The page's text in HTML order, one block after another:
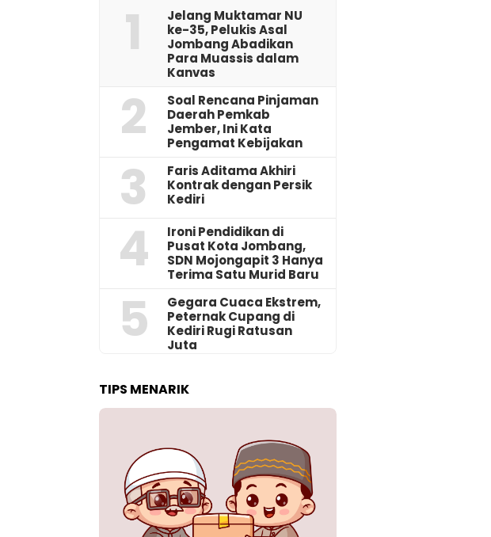
1
Jelang Muktamar NU
ke-35, Pelukis Asal
Jombang Abadikan
Para Muassis dalam
Kanvas
2
‎Soal Rencana Pinjaman
Daerah Pemkab
Jember, Ini Kata
Pengamat Kebijakan ‎
3
Faris Aditama Akhiri
Kontrak dengan Persik
Kediri
4
Ironi Pendidikan di
Pusat Kota Jombang,
SDN Mojongapit 3 Hanya
Terima Satu Murid Baru
5
‎Gegara Cuaca Ekstrem,
Peternak Cupang di
Kediri Rugi Ratusan
Juta
TIPS MENARIK